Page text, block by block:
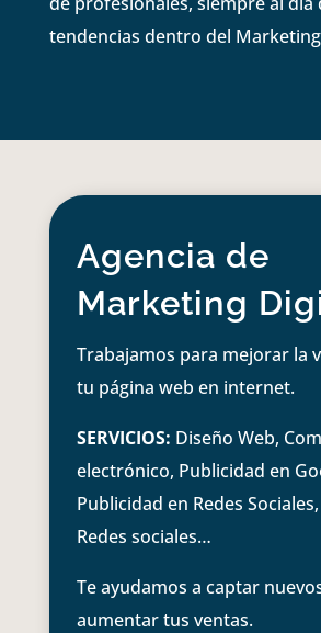
tendencias dentro del
Agencia de
Marketing
Trabajamos para mejorar la
tu página web en internet.
SERVICIOS: Diseño Web,
electrónico, Publicidad en
Publicidad en Redes
Redes sociales…
Te ayudamos a captar
aumentar tus ventas.